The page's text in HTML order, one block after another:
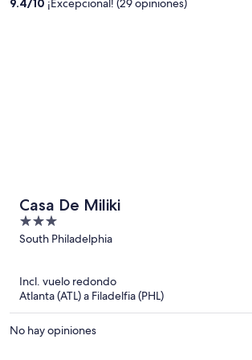
9.4/10 ¡Excepcional! (29 opiniones)
Casa De Miliki
3
out
South Philadelphia
Incl. vuelo redondo
Atlanta (ATL) a Filadelfia (PHL)
No hay opiniones